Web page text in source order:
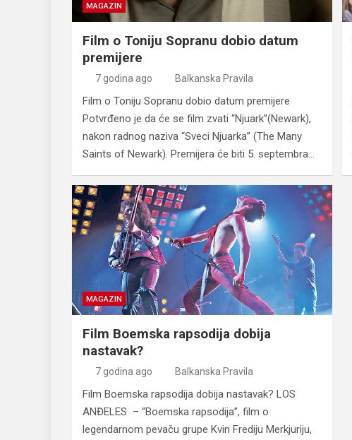
MAGAZIN
Film o Toniju Sopranu dobio datum
premijere
7 godina ago Balkanska Pravila
Film o Toniju Sopranu dobio datum premijere
Potvrđeno je da će se film zvati “Njuark”(Newark),
nakon radnog naziva “Sveci Njuarka” (The Many
Saints of Newark). Premijera će biti 5. septembra…
MAGAZIN
Film Boemska rapsodija dobija
nastavak?
7 godina ago Balkanska Pravila
Film Boemska rapsodija dobija nastavak? LOS
ANĐELES – “Boemska rapsodija”, film o
legendarnom pevaču grupe Kvin Frediju Merkjuriju,